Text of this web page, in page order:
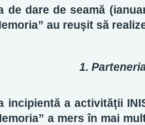
de dare de seamă
au reuşit să
1.
incipientă a activităţii
a mers în mai